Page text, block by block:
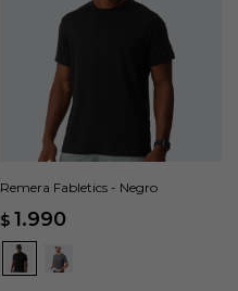
Remera Fabletics - Negro
$ 1.990